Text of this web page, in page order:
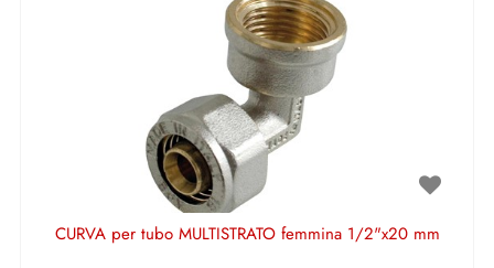
CURVA per tubo MULTISTRATO femmina 1/2"x20 mm